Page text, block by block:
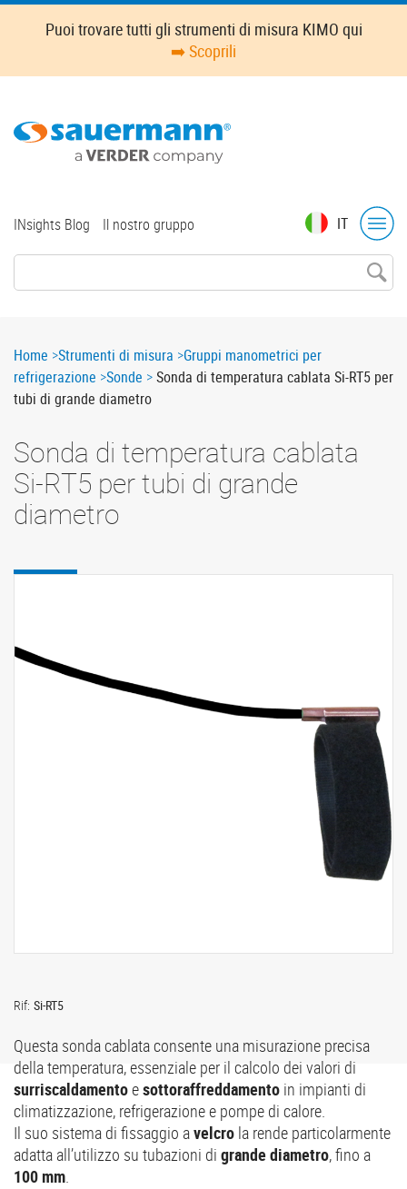
Skip
content
Puoi trovare tutti gli strumenti di misura KIMO qui
➡️ Scoprili
IT
Top
INsights Blog Il nostro gruppo
Breadcrumb
Home Strumenti di misura Gruppi manometrici per
refrigerazione Sonde
Sonda di temperatura cablata Si-RT5 per
tubi di grande diametro
Sonda di temperatura cablata
Si-RT5 per tubi di grande
diametro
Rif: Si-RT5
Questa sonda cablata consente una misurazione precisa
della temperatura, essenziale per il calcolo dei valori di
surriscaldamentoesottoraffreddamento in impianti di
climatizzazione, refrigerazione e pompe di calore.
Il suo sistema di fissaggio avelcro la rende particolarmente
adatta all’utilizzo su tubazioni di grande diametro, fino a
100 mm.